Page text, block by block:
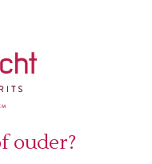
wijn is opmerkelijk
te rijpen. "Bordeaux
dernières années."
- 90 Vinous - 93 J.
ouder?